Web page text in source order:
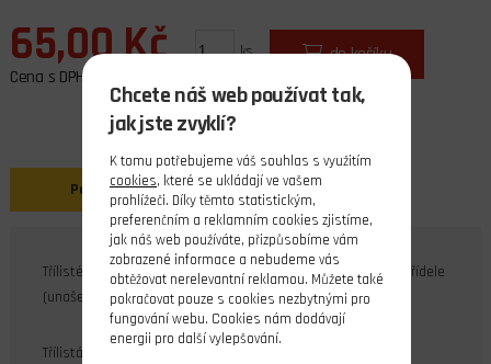
65,00 Kč
Cena s DPH
ks do košíku
Popis
Třílisté vrtule, PRAVÉ a LEVÉ, se sadami vložek pro různé hřídele
(unašeče).
Třílistá vrtule může mít menší průměr než dvojlistá vrtule.
Chcete náš web používat tak,
jak jste zvyklí?
K tomu potřebujeme váš souhlas s využitím
cookies, které se ukládají ve vašem
prohlížeči. Díky těmto statistickým,
preferenčním a reklamním cookies zjistíme,
jak náš web používáte, přizpůsobíme vám
zobrazené informace a nebudeme vás
obtěžovat nerelevantní reklamou. Můžete také
pokračovat pouze s cookies nezbytnými pro
fungování webu. Cookies nám dodávají
energii pro další vylepšování.